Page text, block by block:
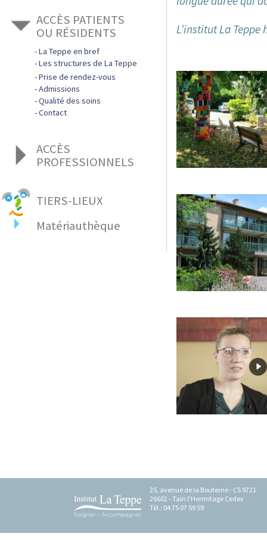
Zoom sur nos métiers
Notre projet social
ACCÈS PATIENTS
OU RÉSIDENTS
La Teppe en bref
Les structures de La Teppe
Centre de Lutte contre L'Épilepsie
Clinique psychothérapique La Cerisaie
ESAT
Foyer Appartement
FAM - Foyer d'Accueil Médicalisé
MAS Les Collines
EHPAD « L'Hermitage »
EHPAD « L'Île Fleurie »
Prise de rendez-vous
Admissions
Qualité des soins
Contact
ACCÈS
PROFESSIONNELS
Recrutement, offres d'emploi
Informations, contact
TIERS-LIEUX
Matériauthèque
L’institut La Teppe
25, avenue de la Bouterne - CS 9721
26602 - Tain l'Hermitage Cedex
Tél.: 04 75 07 59 59